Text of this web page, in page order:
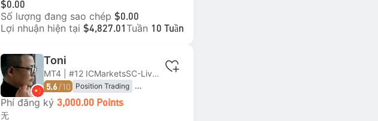
$0.00
Số lượng đang sao chép $0.00
Lợi nhuận hiện tại $4,827.01 Tuần 10 Tuần
Toni
MT4 | #12 ICMarketsSC-Live08
5.6 /10
Position Trading
Swing Trading
Phí đăng ký 3,000.00 Points
无